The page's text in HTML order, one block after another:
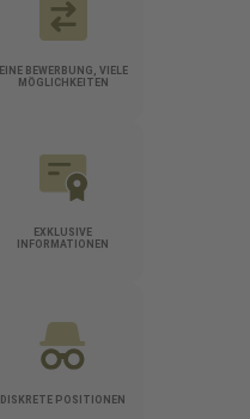
EINE BEWERBUNG, VIELE
MÖGLICHKEITEN
EXKLUSIVE
INFORMATIONEN
DISKRETE POSITIONEN